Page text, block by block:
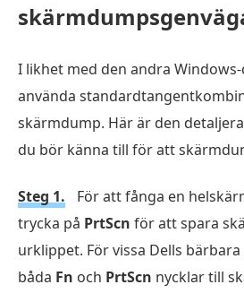
I likhet med den andra
använda
skärmdump. Här är den
du bör känna till för att
Steg 1.
För att fånga en
trycka på PrtScn för att spara
urklippet. För vissa Dells
båda Fn och PrtScn nycklar till